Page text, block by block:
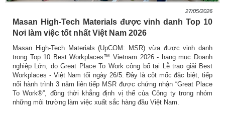
27/05/2026
Masan High-Tech Materials được vinh danh Top 10
Nơi làm việc tốt nhất Việt Nam 2026
Masan High-Tech Materials (UpCOM: MSR) vừa được vinh danh
trong Top 10 Best Workplaces™ Vietnam 2026 - hạng mục Doanh
nghiệp Lớn, do Great Place To Work công bố tại Lễ trao giải Best
Workplaces - Việt Nam tối ngày 26/5. Đây là cột mốc đặc biệt, tiếp
nối hành trình 3 năm liên tiếp MSR được chứng nhận “Great Place
To Work®”, đồng thời khẳng định vị thế của Công ty trong nhóm
những môi trường làm việc xuất sắc hàng đầu Việt Nam.